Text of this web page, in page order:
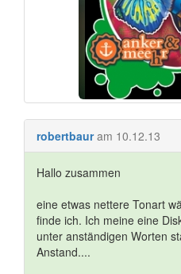
robertbaur am 10.12.13
Hallo zusammen
eine etwas nettere Tonart
finde ich. Ich meine eine
unter anständigen Worten
Anstand....